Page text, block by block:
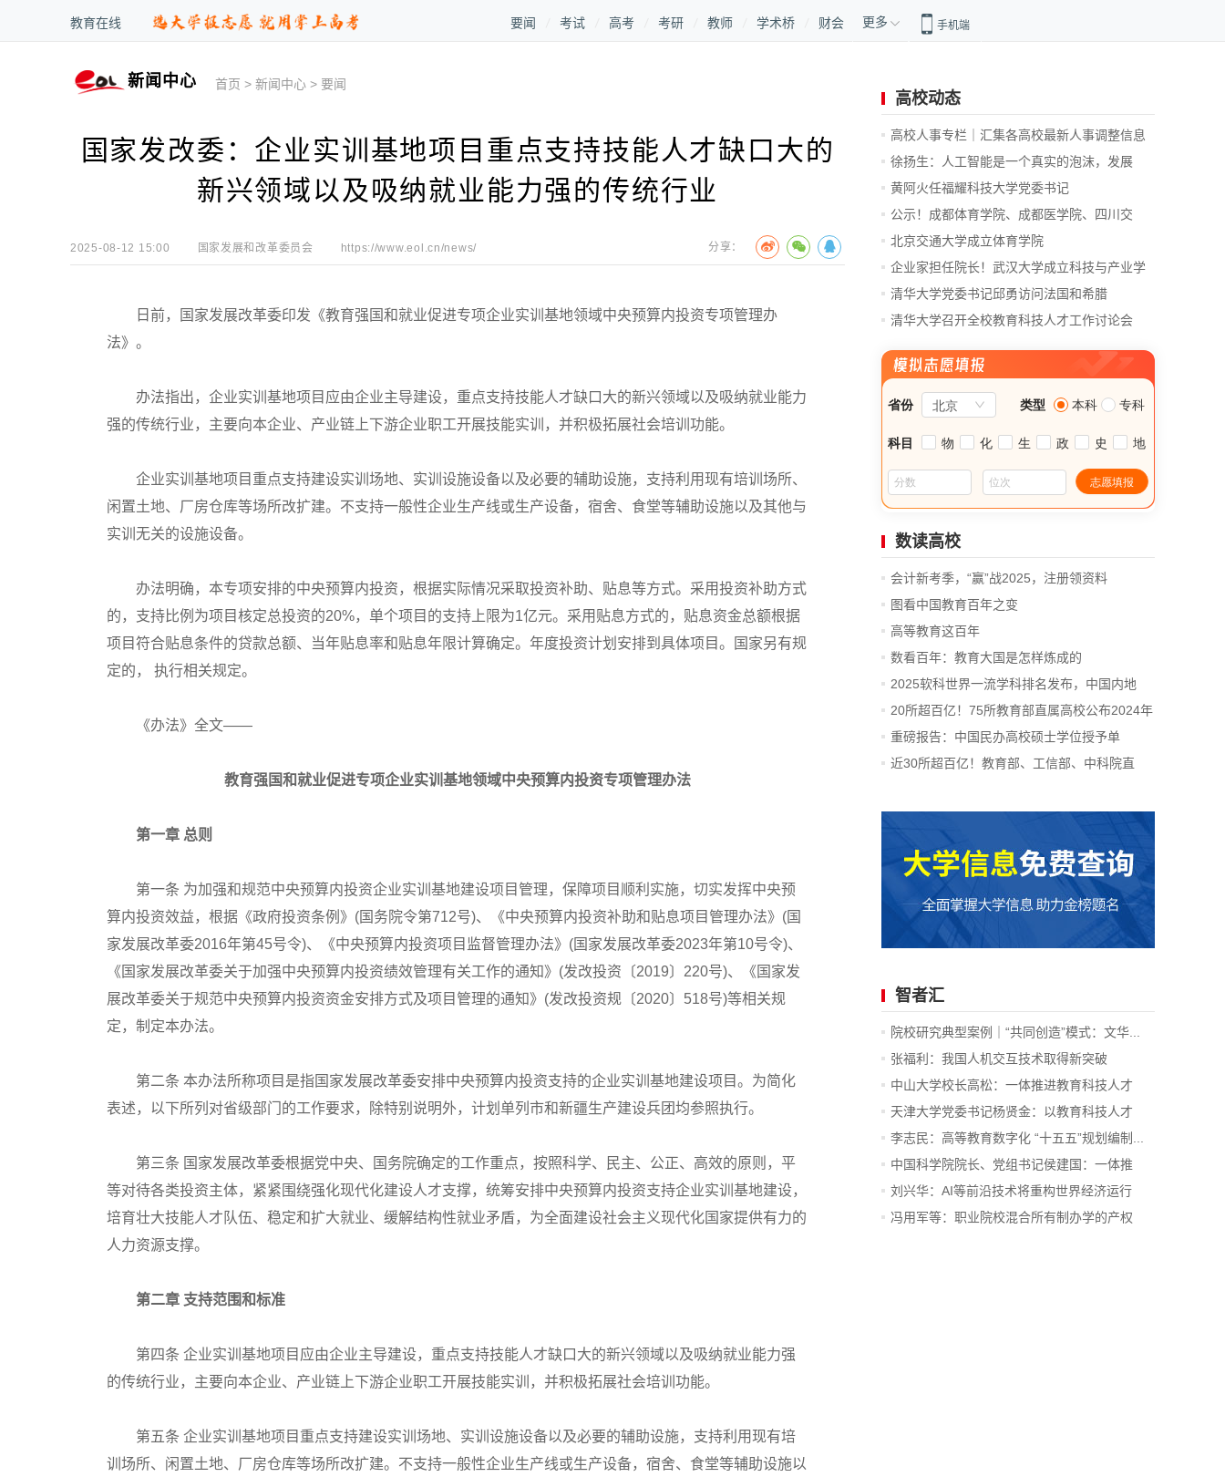
教育在线 要闻 考试 高考 考研 教师 学术桥 财会 更多 手机端
新闻中心 首页 >新闻中心 > 要闻
国家发改委：企业实训基地项目重点支持技能人才缺口大的
新兴领域以及吸纳就业能力强的传统行业
2025-08-12 15:00 国家发展和改革委员会 https://www.eol.cn/news/ 分享：
日前，国家发展改革委印发《教育强国和就业促进专项企业实训基地领域中央预算内投资专项管理办
法》。
办法指出，企业实训基地项目应由企业主导建设，重点支持技能人才缺口大的新兴领域以及吸纳就业能力
强的传统行业，主要向本企业、产业链上下游企业职工开展技能实训，并积极拓展社会培训功能。
企业实训基地项目重点支持建设实训场地、实训设施设备以及必要的辅助设施，支持利用现有培训场所、
闲置土地、厂房仓库等场所改扩建。不支持一般性企业生产线或生产设备，宿舍、食堂等辅助设施以及其他与
实训无关的设施设备。
办法明确，本专项安排的中央预算内投资，根据实际情况采取投资补助、贴息等方式。采用投资补助方式
的，支持比例为项目核定总投资的20%，单个项目的支持上限为1亿元。采用贴息方式的，贴息资金总额根据
项目符合贴息条件的贷款总额、当年贴息率和贴息年限计算确定。年度投资计划安排到具体项目。国家另有规
定的， 执行相关规定。
《办法》全文——
教育强国和就业促进专项企业实训基地领域中央预算内投资专项管理办法
第一章 总则
第一条 为加强和规范中央预算内投资企业实训基地建设项目管理，保障项目顺利实施，切实发挥中央预
算内投资效益，根据《政府投资条例》(国务院令第712号)、《中央预算内投资补助和贴息项目管理办法》(国
家发展改革委2016年第45号令)、《中央预算内投资项目监督管理办法》(国家发展改革委2023年第10号令)、
《国家发展改革委关于加强中央预算内投资绩效管理有关工作的通知》(发改投资〔2019〕220号)、《国家发
展改革委关于规范中央预算内投资资金安排方式及项目管理的通知》(发改投资规〔2020〕518号)等相关规
定，制定本办法。
第二条 本办法所称项目是指国家发展改革委安排中央预算内投资支持的企业实训基地建设项目。为简化
表述，以下所列对省级部门的工作要求，除特别说明外，计划单列市和新疆生产建设兵团均参照执行。
第三条 国家发展改革委根据党中央、国务院确定的工作重点，按照科学、民主、公正、高效的原则，平
等对待各类投资主体，紧紧围绕强化现代化建设人才支撑，统筹安排中央预算内投资支持企业实训基地建设，
培育壮大技能人才队伍、稳定和扩大就业、缓解结构性就业矛盾，为全面建设社会主义现代化国家提供有力的
人力资源支撑。
第二章 支持范围和标准
第四条 企业实训基地项目应由企业主导建设，重点支持技能人才缺口大的新兴领域以及吸纳就业能力强
的传统行业，主要向本企业、产业链上下游企业职工开展技能实训，并积极拓展社会培训功能。
第五条 企业实训基地项目重点支持建设实训场地、实训设施设备以及必要的辅助设施，支持利用现有培
训场所、闲置土地、厂房仓库等场所改扩建。不支持一般性企业生产线或生产设备，宿舍、食堂等辅助设施以
高校动态
高校人事专栏｜汇集各高校最新人事调整信息
徐扬生：人工智能是一个真实的泡沫，发展
前...
黄阿火任福耀科技大学党委书记
公示！成都体育学院、成都医学院、四川交
通...
北京交通大学成立体育学院
企业家担任院长！武汉大学成立科技与产业学
院
清华大学党委书记邱勇访问法国和希腊
清华大学召开全校教育科技人才工作讨论会
数读高校
会计新考季，“赢”战2025，注册领资料
图看中国教育百年之变
高等教育这百年
数看百年：教育大国是怎样炼成的
2025软科世界一流学科排名发布，中国内地
14...
20所超百亿！75所教育部直属高校公布2024年
决算
重磅报告：中国民办高校硕士学位授予单
位、...
近30所超百亿！教育部、工信部、中科院直
智者汇
院校研究典型案例｜“共同创造”模式：文华...
张福利：我国人机交互技术取得新突破
中山大学校长高松：一体推进教育科技人才
发...
天津大学党委书记杨贤金：以教育科技人才
一...
李志民：高等教育数字化 “十五五”规划编制...
中国科学院院长、党组书记侯建国：一体推
进...
刘兴华：AI等前沿技术将重构世界经济运行
底...
冯用军等：职业院校混合所有制办学的产权